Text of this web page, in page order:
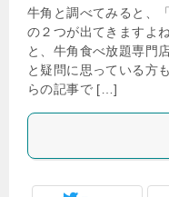
牛角と調べてみると、
の２つが出てきますよ
と、牛角食べ放題専門
と疑問に思っている方
らの記事で […]